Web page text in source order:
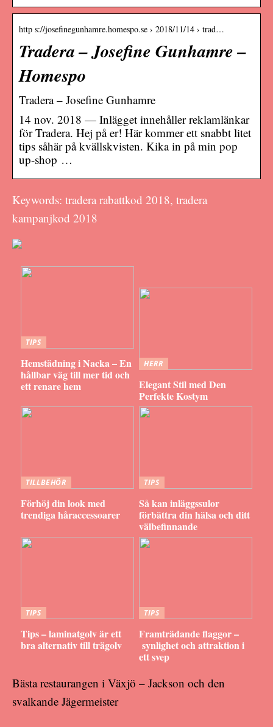
http s://josefinegunhamre.homespo.se › 2018/11/14 › trad…
Tradera – Josefine Gunhamre –
Homespo
Tradera – Josefine Gunhamre
14 nov. 2018 — Inlägget innehåller reklamlänkar
för Tradera. Hej på er! Här kommer ett snabbt litet
tips såhär på kvällskvisten. Kika in på min pop
up-shop …
Keywords: tradera rabattkod 2018, tradera
kampanjkod 2018
TIPS
Hemstädning i Nacka – En
hållbar väg till mer tid och
ett renare hem
HERR
Elegant Stil med Den
Perfekte Kostym
TILLBEHÖR
Förhöj din look med
trendiga håraccessoarer
TIPS
Så kan inläggssulor
förbättra din hälsa och ditt
välbefinnande
TIPS
Tips – laminatgolv är ett
bra alternativ till trägolv
TIPS
Framträdande flaggor –
synlighet och attraktion i
ett svep
Bästa restaurangen i Växjö – Jackson och den
svalkande Jägermeister